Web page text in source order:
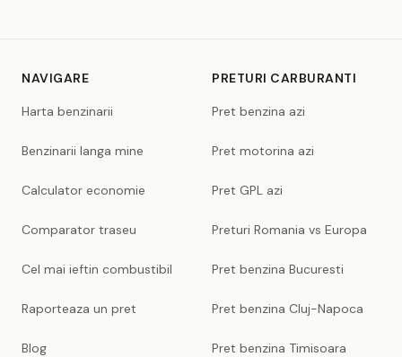
NAVIGARE
Harta benzinarii
Benzinarii langa mine
Calculator economie
Comparator traseu
Cel mai ieftin combustibil
Raporteaza un pret
Blog
PRETURI CARBURANTI
Pret benzina azi
Pret motorina azi
Pret GPL azi
Preturi Romania vs Europa
Pret benzina Bucuresti
Pret benzina Cluj-Napoca
Pret benzina Timisoara